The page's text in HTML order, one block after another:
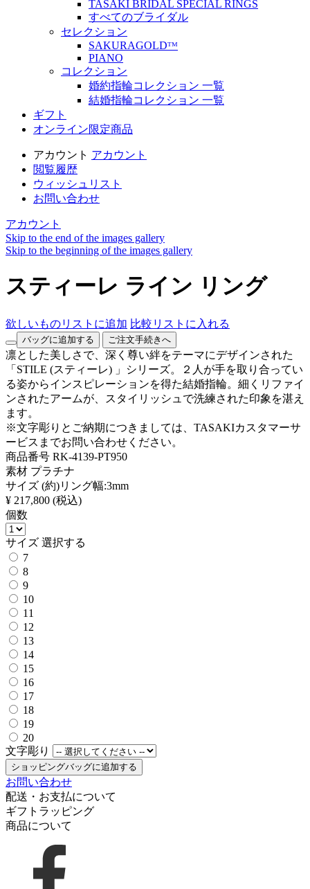
TASAKI BRIDAL SPECIAL RINGS
すべてのブライダル
セレクション
SAKURAGOLDᵀᴹ
PIANO
コレクション
婚約指輪コレクション 一覧
結婚指輪コレクション 一覧
ギフト
オンライン限定商品
アカウント アカウント
閲覧履歴
ウィッシュリスト
お問い合わせ
アカウント
Skip to the end of the images gallery
Skip to the beginning of the images gallery
スティーレ ライン リング
欲しいものリストに追加 比較リストに入れる
バッグに追加する ご注文手続きへ
凛とした美しさで、深く尊い絆をテーマにデザインされた
「STILE (スティーレ) 」シリーズ。２人が手を取り合ってい
る姿からインスピレーションを得た結婚指輪。細くリファイ
ンされたアームが、スタイリッシュで洗練された印象を湛え
ます。
※文字彫りとご納期につきましては、TASAKIカスタマーサ
ービスまでお問い合わせください。
商品番号 RK-4139-PT950
素材 プラチナ
サイズ (約)リング幅:3mm
¥ 217,800 (税込)
個数
サイズ 選択する
7
8
9
10
11
12
13
14
15
16
17
18
19
20
文字彫り
ショッピングバッグに追加する
お問い合わせ
配送・お支払について
ギフトラッピング
商品について